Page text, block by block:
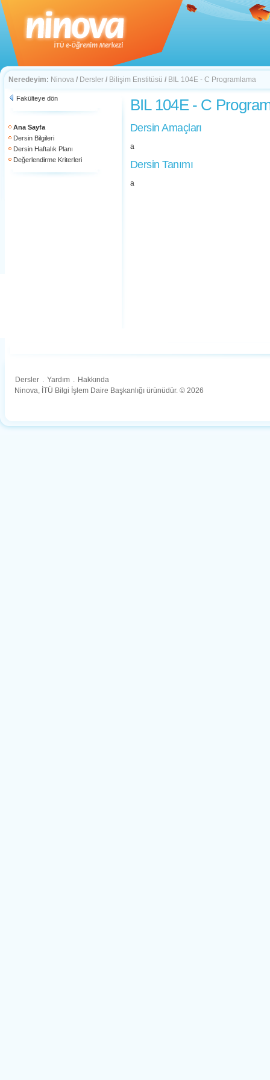
Neredeyim: Ninova / Dersler / Bilişim Enstitüsü / BIL 104E - C Programlama
Fakülteye dön
Ana Sayfa
Dersin Bilgileri
Dersin Haftalık Planı
Değerlendirme Kriterleri
BIL 104E - C
Dersin Amaçları
a
Dersin Tanımı
a
Dersler . Yardım . Hakkında
Ninova, İTÜ Bilgi İşlem Daire Başkanlığı ürünüdür. © 2026